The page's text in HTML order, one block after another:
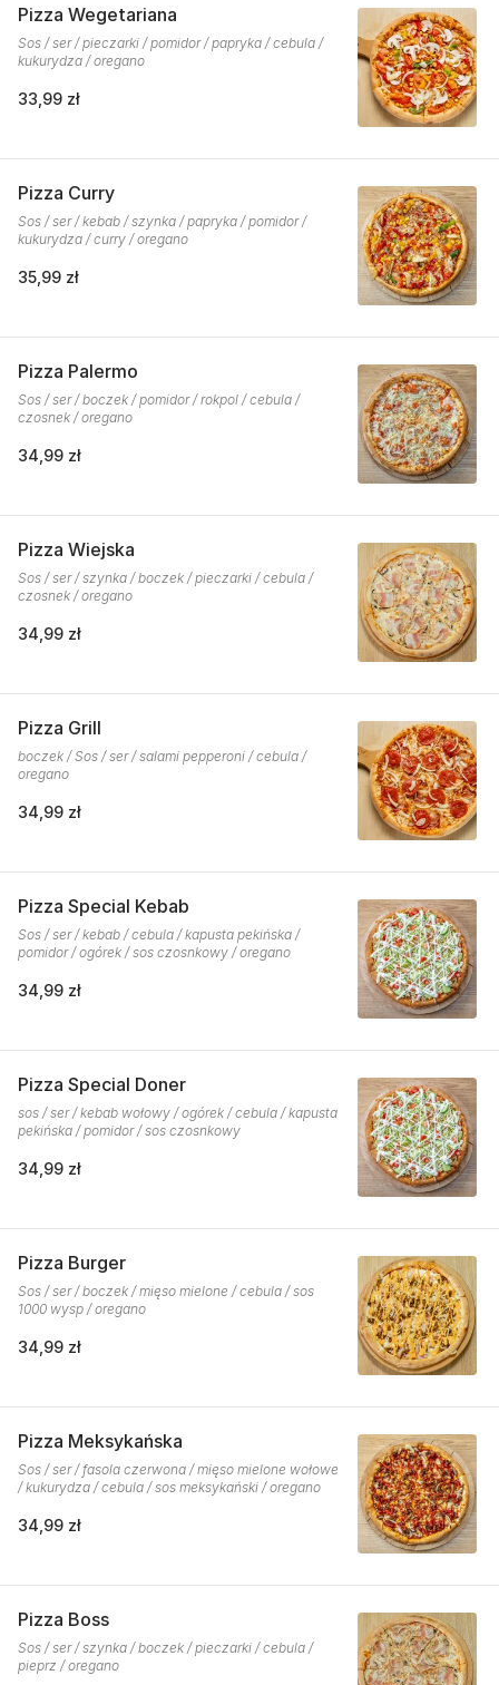
Pizza Wegetariana
Sos / ser / pieczarki / pomidor / papryka / cebula /
kukurydza / oregano
33,99 zł
Pizza Curry
Sos / ser / kebab / szynka / papryka / pomidor /
kukurydza / curry / oregano
35,99 zł
Pizza Palermo
Sos / ser / boczek / pomidor / rokpol / cebula /
czosnek / oregano
34,99 zł
Pizza Wiejska
Sos / ser / szynka / boczek / pieczarki / cebula /
czosnek / oregano
34,99 zł
Pizza Grill
boczek / Sos / ser / salami pepperoni / cebula /
oregano
34,99 zł
Pizza Special Kebab
Sos / ser / kebab / cebula / kapusta pekińska /
pomidor / ogórek / sos czosnkowy / oregano
34,99 zł
Pizza Special Doner
sos / ser / kebab wołowy / ogórek / cebula / kapusta
pekińska / pomidor / sos czosnkowy
34,99 zł
Pizza Burger
Sos / ser / boczek / mięso mielone / cebula / sos
1000 wysp / oregano
34,99 zł
Pizza Meksykańska
Sos / ser / fasola czerwona / mięso mielone wołowe
/ kukurydza / cebula / sos meksykański / oregano
34,99 zł
Pizza Boss
Sos / ser / szynka / boczek / pieczarki / cebula /
pieprz / oregano